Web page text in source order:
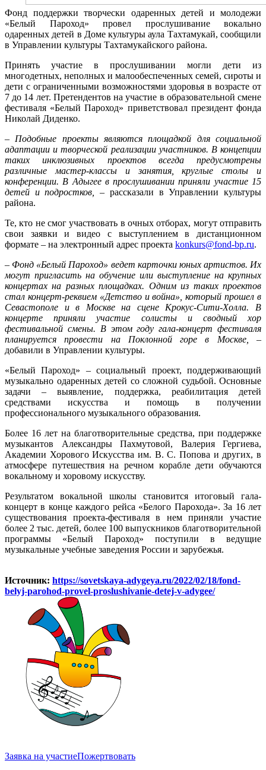
Фонд поддержки творчески одаренных детей и молодежи
«Белый Пароход» провел прослушивание вокально
одаренных детей в Доме культуры аула Тахтамукай, сообщили
в Управлении культуры Тахтамукайского района.
Принять участие в прослушивании могли дети из
многодетных, неполных и малообеспеченных семей, сироты и
дети с ограниченными возможностями здоровья в возрасте от
7 до 14 лет. Претендентов на участие в образовательной смене
фестиваля «Белый Пароход» приветствовал президент фонда
Николай Диденко.
– Подобные проекты являются площадкой для социальной
адаптации и творческой реализации участников. В концепции
таких инклюзивных проектов всегда предусмотрены
различные мастер-классы и занятия, круглые столы и
конференции. В Адыгее в прослушивании приняли участие 15
детей и подростков,
– рассказали в Управлении культуры
района.
Те, кто не смог участвовать в очных отборах, могут отправить
свои заявки и видео с выступлением в дистанционном
формате – на электронный адрес проекта konkurs@fond-bp.ru.
– Фонд «Белый Пароход» ведет карточки юных артистов. Их
могут пригласить на обучение или выступление на крупных
концертах на разных площадках. Одним из таких проектов
стал концерт-реквием «Детство и война», который прошел в
Севастополе и в Москве на сцене Крокус-Сити-Холла. В
концерте приняли участие солисты и сводный хор
фестивальной смены. В этом году гала-концерт фестиваля
планируется провести на Поклонной горе в Москве,
–
добавили в Управлении культуры.
«Белый Пароход» – социальный проект, поддерживающий
музыкально одаренных детей со сложной судьбой. Основные
задачи – выявление, поддержка, реабилитация детей
средствами искусства и помощь в получении
профессионального музыкального образования.
Более 16 лет на благотворительные средства, при поддержке
музыкантов Александры Пахмутовой, Валерия Гергиева,
Академии Хорового Искусства им. В. С. Попова и других, в
атмосфере путешествия на речном корабле дети обучаются
вокальному и хоровому искусству.
Результатом вокальной школы становится итоговый гала-
концерт в конце каждого рейса «Белого Парохода». За 16 лет
существования проекта-фестиваля в нем приняли участие
более 2 тыс. детей, более 100 выпускников благотворительной
программы «Белый Пароход» поступили в ведущие
музыкальные учебные заведения России и зарубежья.
Источник: https://sovetskaya-adygeya.ru/2022/02/18/fond-
belyj-parohod-provel-proslushivanie-detej-v-adygee/
Заявка на участиеПожертвовать